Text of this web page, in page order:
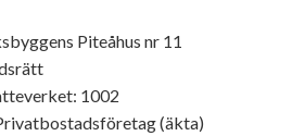
Piteåhus nr 11
1002
(äkta)